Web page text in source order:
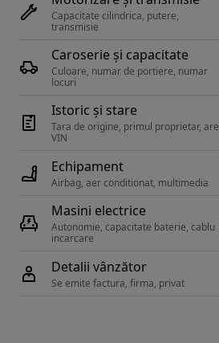
Capacitate cilindrica, putere,
transmisie
Caroserie și capacitate
Culoare, numar de portiere, numar
locuri
Istoric și stare
Tara de origine, primul proprietar, are
Echipament
Airbag, aer conditionat, multimedia
Masini electrice
Autonomie, capacitate baterie, cablu
Detalii vânzător
Se emite factura, firma, privat